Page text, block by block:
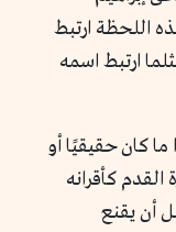
اللحظة ارتبط
ارتبط اسمه
ما كان حقيقيًا أو
كأقرانه
أن يقنع